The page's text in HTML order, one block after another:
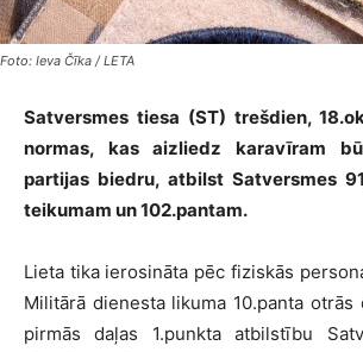
Foto: Ieva Čīka / LETA
Satversmes tiesa (ST) trešdien,
normas, kas aizliedz karavīram
partijas biedru, atbilst Satversmes
teikumam un 102.pantam.
Lieta tika ierosināta pēc fiziskās
Militārā dienesta likuma 10.panta otrās
pirmās daļas 1.punkta atbilstību